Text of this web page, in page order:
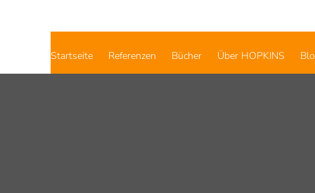
Startseite Referenzen Bücher Über HOPKINS